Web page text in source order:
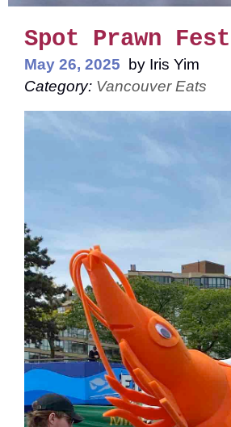
Spot Prawn
May 26, 2025 by Iris Yim
Category: Vancouver Eats